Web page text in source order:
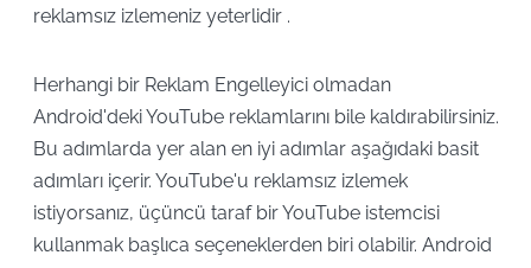
reklamsız izlemeniz yeterlidir .
Herhangi bir Reklam Engelleyici olmadan
Android'deki YouTube reklamlarını bile kaldırabilirsiniz.
Bu adımlarda yer alan en iyi adımlar aşağıdaki basit
adımları içerir. YouTube'u reklamsız izlemek
istiyorsanız, üçüncü taraf bir YouTube istemcisi
kullanmak başlıca seçeneklerden biri olabilir. Android